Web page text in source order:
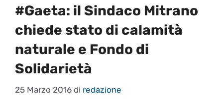
#Gaeta: il Sindaco Mitrano
chiede stato di calamità
naturale e Fondo di
Solidarietà
25 Marzo 2016 di redazione